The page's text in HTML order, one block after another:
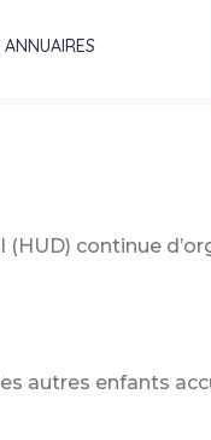
continue
autres enfants